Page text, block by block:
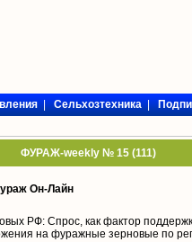
|Сельхозтехника|
ФУРАЖ-weekly № 15 (111)
Он-Лайн
РФ: Спрос, как фактор
на фуражные зерновые по